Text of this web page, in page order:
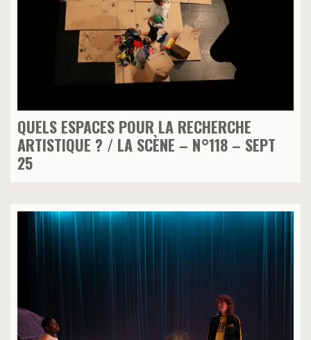
QUELS ESPACES POUR LA RECHERCHE
ARTISTIQUE ? / LA SCÈNE – N°118 – SEPT
25